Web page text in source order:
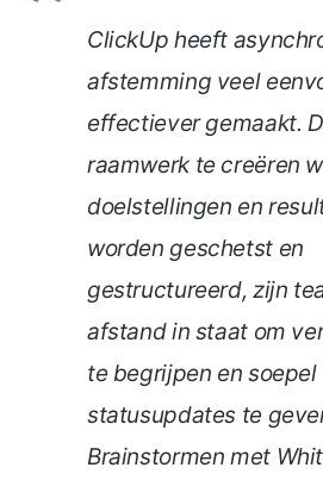
ClickUp heeft
afstemming veel
effectiever gemaakt.
raamwerk te creëren
doelstellingen en
worden geschetst en
gestructureerd, zijn
afstand in staat om
te begrijpen en soepel
statusupdates te
Brainstormen met